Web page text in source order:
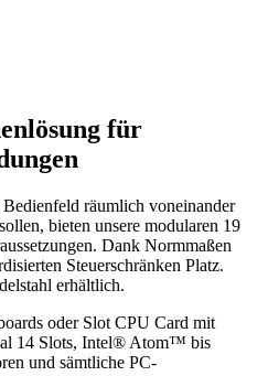
für
Bedienfeld räumlich voneinander
bieten unsere modularen 19
Dank Normmaßen
Steuerschränken Platz.
erhältlich.
oder Slot CPU Card mit
14 Slots, Intel® Atom™ bis
und sämtliche PC-